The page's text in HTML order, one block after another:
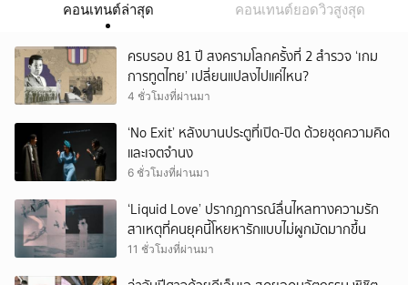
คอนเทนต์ล่าสุด คอนเทนต์ยอดวิวสูงสุด
ครบรอบ 81 ปี สงครามโลกครั้งที่ 2 สำรวจ ‘เกม
การทูตไทย’ เปลี่ยนแปลงไปแค่ไหน?
4 ชั่วโมงที่ผ่านมา
‘No Exit’ หลังบานประตูที่เปิด-ปิด ด้วยชุดความคิด
และเจตจำนง
6 ชั่วโมงที่ผ่านมา
‘Liquid Love’ ปรากฏการณ์ลื่นไหลทางความรัก
สาเหตุที่คนยุคนี้โหยหารักแบบไม่ผูกมัดมากขึ้น
11 ชั่วโมงที่ผ่านมา